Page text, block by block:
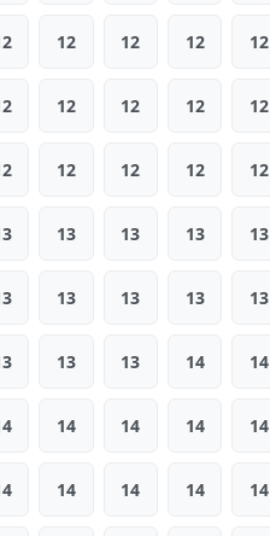
12 12 12 12
12 12 12 12
12 12 12 12
13 13 13 13
13 13 13 13
13 13 14 14
14 14 14 14
14 14 14 14